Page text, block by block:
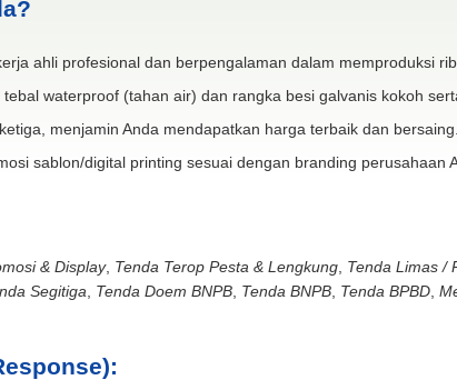
ahli profesional dan berpengalaman dalam memproduksi
waterproof (tahan air) dan rangka besi galvanis kokoh
menjamin Anda mendapatkan harga terbaik dan bersaing.
sablon/digital printing sesuai dengan branding perusahaan
& Display, Tenda Terop Pesta & Lengkung, Tenda Limas /
Segitiga Tenda Doem BNPB, Tenda BNPB, Tenda BPBD,